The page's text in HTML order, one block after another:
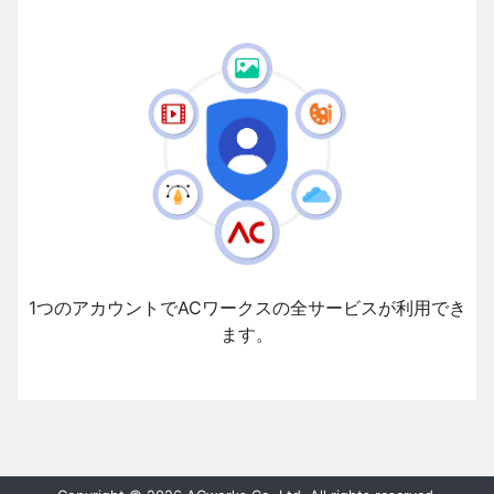
1つのアカウントでACワークスの全サービスが利用でき
ます。